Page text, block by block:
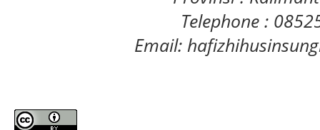
Telephone :
Email: